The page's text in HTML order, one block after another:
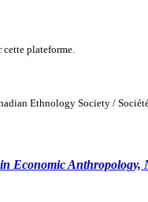
plateforme.
Ethnology Society /
Economic Anthropology,